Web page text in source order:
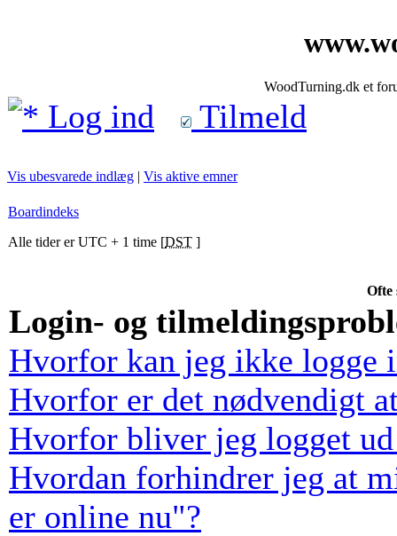
WoodTurning.dk et
Log ind Tilmeld
Vis ubesvarede indlæg | Vis aktive emner
Boardindeks
Alle tider er UTC + 1 time [DST ]
Ofte
Login- og
Hvorfor kan jeg ikke logge
Hvorfor er det nødvendigt
Hvorfor bliver jeg logget
Hvordan forhindrer jeg at
er online nu"?